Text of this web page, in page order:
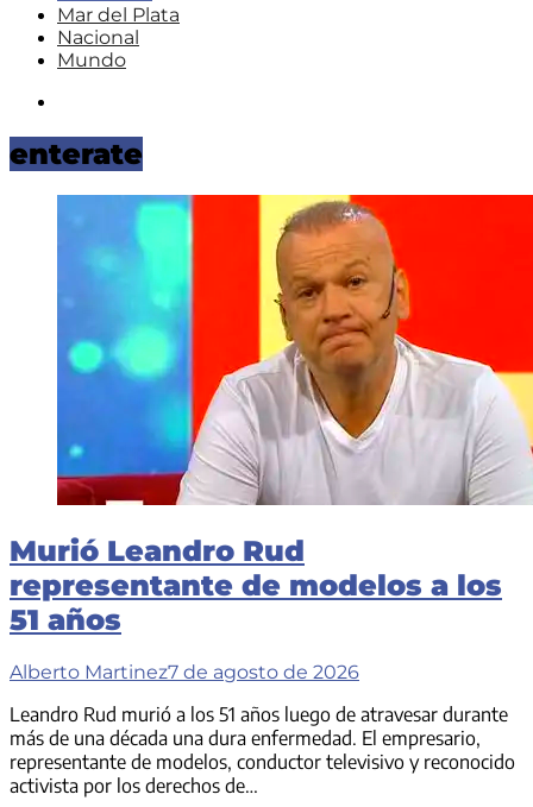
Mar del Plata
Nacional
Mundo
enterate
Murió Leandro Rud
representante de modelos a los
51 años
Alberto Martinez7 de agosto de 2026
Leandro Rud murió a los 51 años luego de atravesar durante
más de una década una dura enfermedad. El empresario,
representante de modelos, conductor televisivo y reconocido
activista por los derechos de…